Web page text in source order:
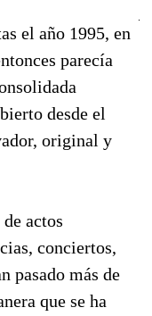
el año 1995, en
parecía
desde el
original y
actos
conciertos,
pasado más de
que se ha